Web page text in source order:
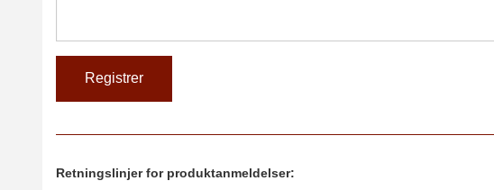
Retningslinjer for produktanmeldelser: